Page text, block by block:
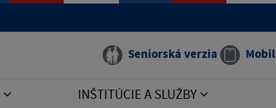
Seniorská verzia
INŠTITÚCIE A SLUŽBY